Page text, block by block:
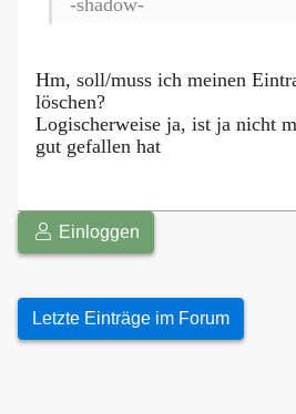
Hm, soll/muss ich meinen
löschen?
Logischerweise ja, ist ja nicht
gut gefallen hat
Einloggen
Letzte Einträge im Forum